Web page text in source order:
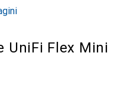
UniFi Flex Mini